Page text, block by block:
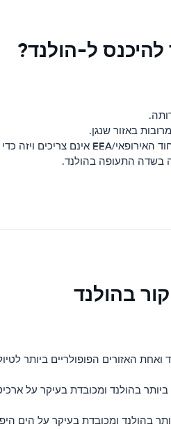
ל-הולנד?
באזור שנגן.
בשדה התעופה בהולנד.
בהולנד
האזורים הפופולריים ביותר
בהולנד ומכובדת בעיקר על
בהולנד ומכובדת בעיקר על הים